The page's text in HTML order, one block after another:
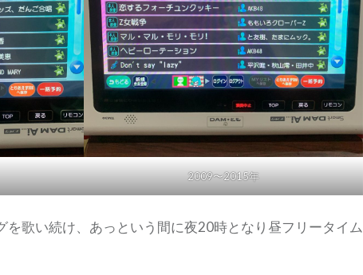
2009〜2015年
を歌い続け、あっという間に夜20時となり昼フリータイム